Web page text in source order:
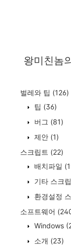
왕미친놈
벌레와 팁 (126)
팁 (36)
버그 (81)
제안 (1)
스크립트 (22)
배치파일
기타 스크
환경설정
소프트웨어
Windows
소개 (23)